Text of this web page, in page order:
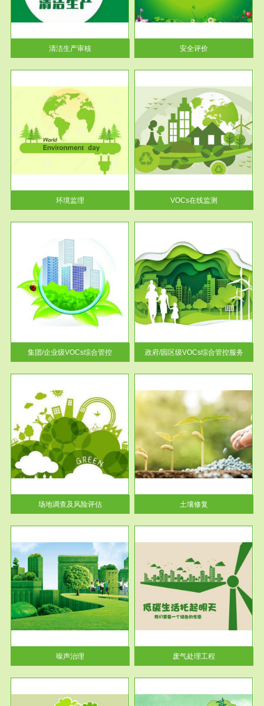
清洁生产审核
安全评价安全评价目的是查找、
分析和预测工程、系统、生产经
营活...
安全评价
环境监理
服务范围
VOCs在线监测
根据《重点区域大气污染防
治“十二五”规划》有机废气净化
率达...
VOCs在线监测
集团/企业级VOCs综合管控
服务范围
政府/园区级VOCs综合管控服务
根据《石化行业挥发性有机物综
合整治方案》文件要求，到2017
年，全...
政府/园区级VOCs综合管控服务
场地调查及风险评估
服务范围
土壤修复
土壤修复
噪声治理
服务范围
废气处理工程
废气处理工程